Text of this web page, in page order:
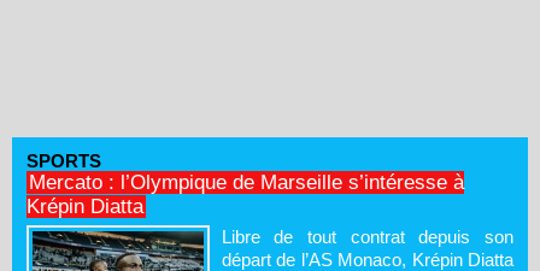
SPORTS
Mercato : l’Olympique de Marseille s’intéresse à
Krépin Diatta
Libre de tout contrat depuis son
départ de l’AS Monaco, Krépin Diatta